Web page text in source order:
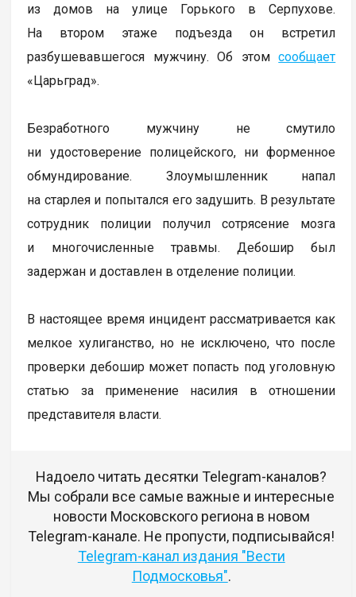
из домов на улице Горького в Серпухове.
На втором этаже подъезда он встретил
разбушевавшегося мужчину. Об этомсообщает
«Царьград».
Безработного мужчину не смутило
ни удостоверение полицейского, ни форменное
обмундирование. Злоумышленник напал
на старлея и попытался его задушить. В результате
сотрудник полиции получил сотрясение мозга
и многочисленные травмы. Дебошир был
задержан и доставлен в отделение полиции.
В настоящее время инцидент рассматривается как
мелкое хулиганство, но не исключено, что после
проверки дебошир может попасть под уголовную
статью за применение насилия в отношении
представителя власти.
Надоело читать десятки Telegram-каналов?
Мы собрали все самые важные и интересные
новости Московского региона в новом
Telegram-канале. Не пропусти, подписывайся!
Telegram-канал издания "Вести
Подмосковья".